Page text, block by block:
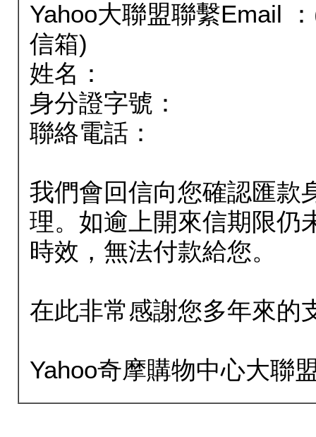
Yahoo大聯盟聯繫Email
信箱)
姓名：
身分證字號：
聯絡電話：
我們會回信向您確認匯款
理。如逾上開來信期限仍
時效，無法付款給您。
在此非常感謝您多年來的
Yahoo奇摩購物中心大